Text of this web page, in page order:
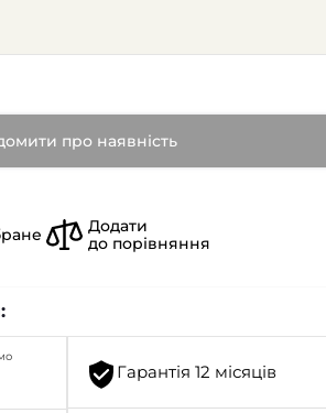
про наявність
Додати
до порівняння
Гарантія 12 місяців